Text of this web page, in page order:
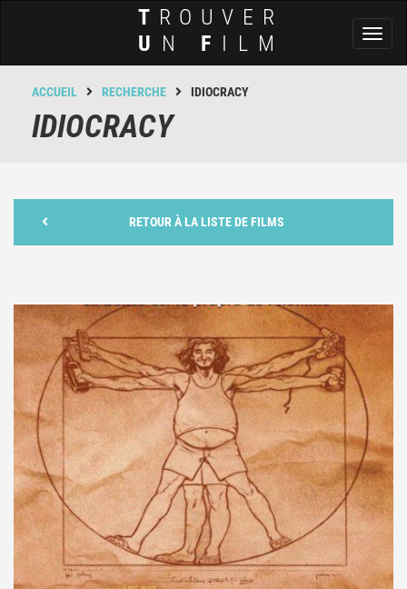
T ROUVER
U N F ILM
ACCUEIL RECHERCHE IDIOCRACY
IDIOCRACY
RETOUR À LA LISTE DE FILMS